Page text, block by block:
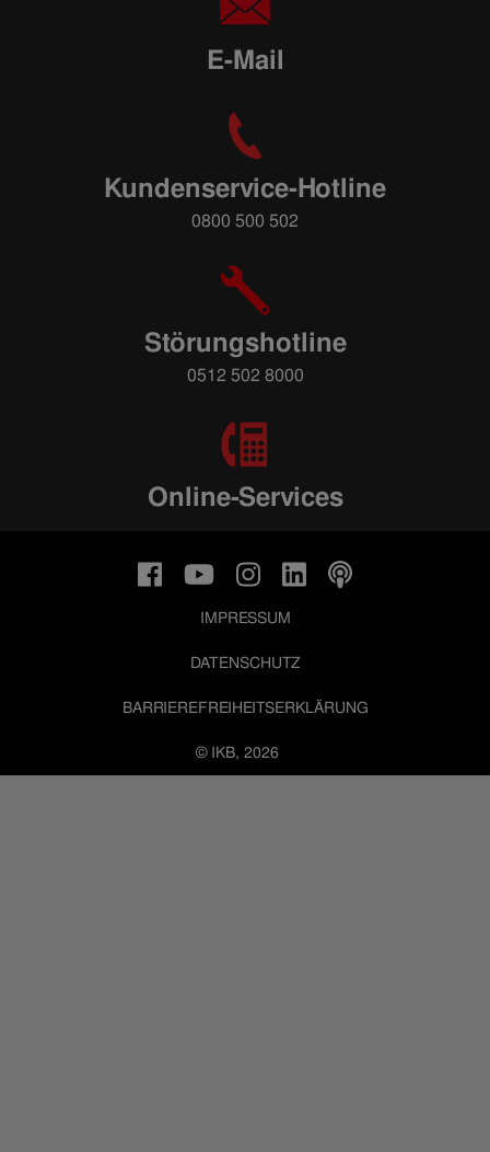
E-Mail
Kundenservice-Hotline
0800 500 502
Störungshotline
0512 502 8000
Online-Services
© IKB, 2026
IMPRESSUM
DATENSCHUTZ
BARRIEREFREIHEITSERKLÄRUNG